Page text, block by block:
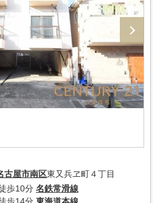
古屋市南区東又兵ヱ町４丁目
歩10分 名鉄常滑線